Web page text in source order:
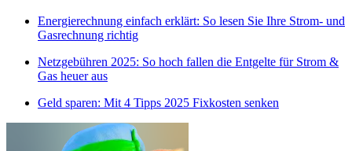
Energierechnung einfach erklärt: So lesen Sie Ihre Strom- und
Gasrechnung richtig
Netzgebühren 2025: So hoch fallen die Entgelte für Strom &
Gas heuer aus
Geld sparen: Mit 4 Tipps 2025 Fixkosten senken